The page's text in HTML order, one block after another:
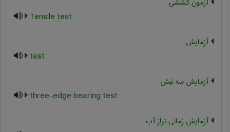
Tensile test
آزمایش
test
آزمایش سه نبش
three-edge bearing test
آزمایش زمانی تراز آب